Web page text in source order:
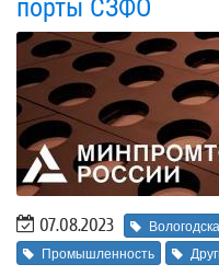
порты СЗФО
07.08.2023
Промышленность